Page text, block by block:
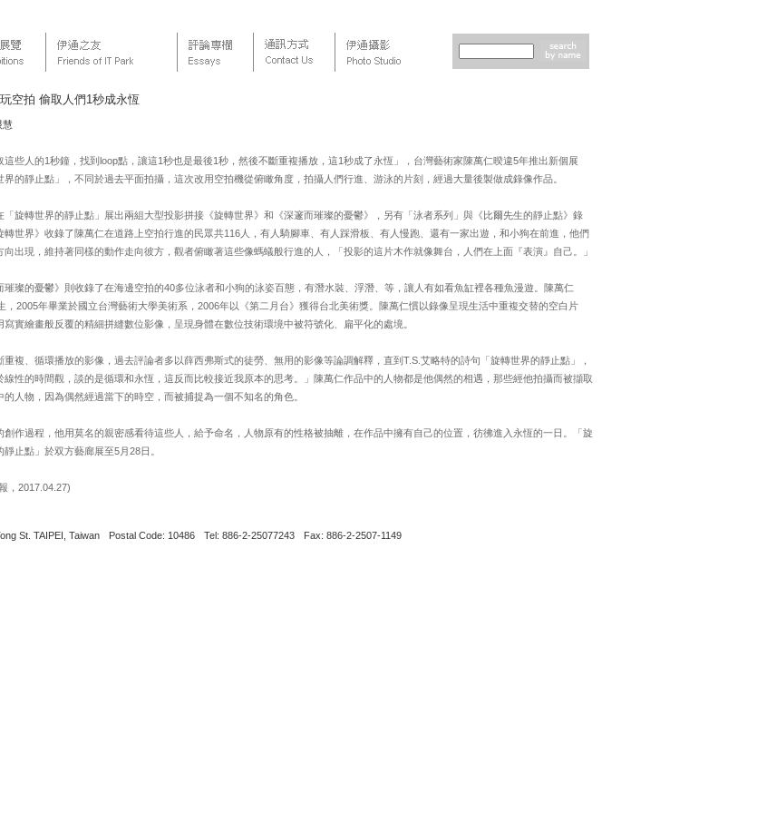
空拍 偷取人們1秒成永恆
慧
這些人的1秒鐘，找到loop點，讓這1秒也是最後1秒，然後不斷重複播放，這1秒成了永恆」，台灣藝術家陳萬仁暌違5年推出新個展
界的靜止點」，不同於過去平面拍攝，這次改用空拍機從俯瞰角度，拍攝人們行進、游泳的片刻，經過大量後製做成錄像作品。
「旋轉世界的靜止點」展出兩組大型投影拼接《旋轉世界》和《深邃而璀璨的憂鬱》，另有「泳者系列」與《比爾先生的靜止點》錄
轉世界》收錄了陳萬仁在道路上空拍行進的民眾共116人，有人騎腳車、有人踩滑板、有人慢跑、還有一家出遊，和小狗在前進，他們
向出現，維持著同樣的動作走向彼方，觀者俯瞰著這些像螞蟻般行進的人，「投影的這片木作就像舞台，人們在上面『表演』自己。」
璀璨的憂鬱》則收錄了在海邊空拍的40多位泳者和小狗的泳姿百態，有潛水裝、浮潛、等，讓人有如看魚缸裡各種魚漫遊。陳萬仁
，2005年畢業於國立台灣藝術大學美術系，2006年以《第二月台》獲得台北美術獎。陳萬仁慣以錄像呈現生活中重複交替的空白片
寫實繪畫般反覆的精細拼縫數位影像，呈現身體在數位技術環境中被符號化、扁平化的處境。
重複、循環播放的影像，過去評論者多以薛西弗斯式的徒勞、無用的影像等論調解釋，直到T.S.艾略特的詩句「旋轉世界的靜止點」，
線性的時間觀，談的是循環和永恆，這反而比較接近我原本的思考。」陳萬仁作品中的人物都是他偶然的相遇，那些經他拍攝而被擷取
的人物，因為偶然經過當下的時空，而被捕捉為一個不知名的角色。
創作過程，他用莫名的親密感看待這些人，給予命名，人物原有的性格被抽離，在作品中擁有自己的位置，彷彿進入永恆的一日。「旋
靜止點」於双方藝廊展至5月28日。
，2017.04.27)
St. TAIPEI, Taiwan Postal Code: 10486 Tel: 886-2-25077243
Fax: 886-2-2507-1149